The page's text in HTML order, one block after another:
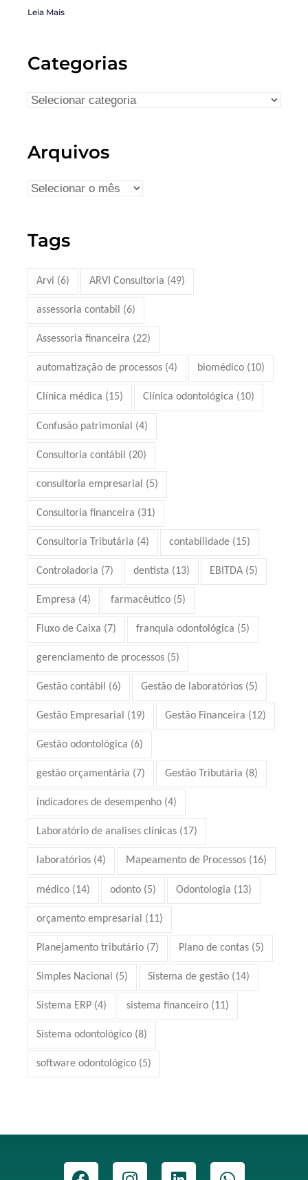
Leia Mais
Categorias
Arquivos
Tags
Arvi (6) ARVI Consultoria (49)
assessoria contabil (6)
Assessoria financeira (22)
automatização de processos (4) biomédico (10)
Clínica médica (15) Clínica odontológica (10)
Confusão patrimonial (4)
Consultoria contábil (20)
consultoria empresarial (5)
Consultoria financeira (31)
Consultoria Tributária (4) contabilidade (15)
Controladoria (7) dentista (13) EBITDA (5)
Empresa (4) farmacêutico (5)
Fluxo de Caixa (7) franquia odontológica (5)
gerenciamento de processos (5)
Gestão contábil (6) Gestão de laboratórios (5)
Gestão Empresarial (19) Gestão Financeira (12)
Gestão odontológica (6)
gestão orçamentária (7) Gestão Tributária (8)
indicadores de desempenho (4)
Laboratório de analises clínicas (17)
laboratórios (4) Mapeamento de Processos (16)
médico (14) odonto (5) Odontologia (13)
orçamento empresarial (11)
Planejamento tributário (7) Plano de contas (5)
Simples Nacional (5) Sistema de gestão (14)
Sistema ERP (4) sistema financeiro (11)
Sistema odontológico (8)
software odontológico (5)